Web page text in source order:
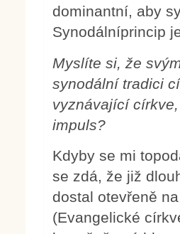
dominantní, aby
Synodálníprincip
Myslíte si, že
synodální tradici
vyznávající
impuls?
Kdyby se mi
se zdá, že již
dostal otevřeně
(Evangelické